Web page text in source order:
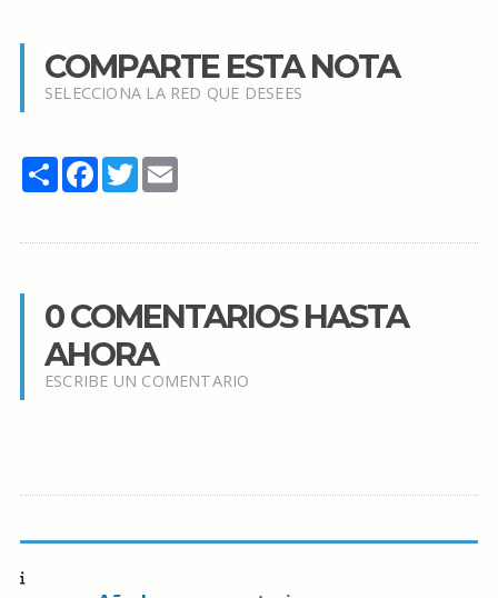
COMPARTE ESTA NOTA
SELECCIONA LA RED QUE DESEES
Share Facebook
TwitterEmail
0 COMENTARIOS HASTA
AHORA
ESCRIBE UN COMENTARIO